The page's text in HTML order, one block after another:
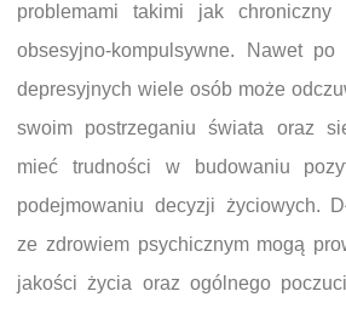
problemami takimi jak
obsesyjno-kompulsywne. Nawet
depresyjnych wiele osób może
swoim postrzeganiu świata oraz
mieć trudności w budowaniu
podejmowaniu decyzji życiowych.
ze zdrowiem psychicznym mogą
jakości życia oraz ogólnego